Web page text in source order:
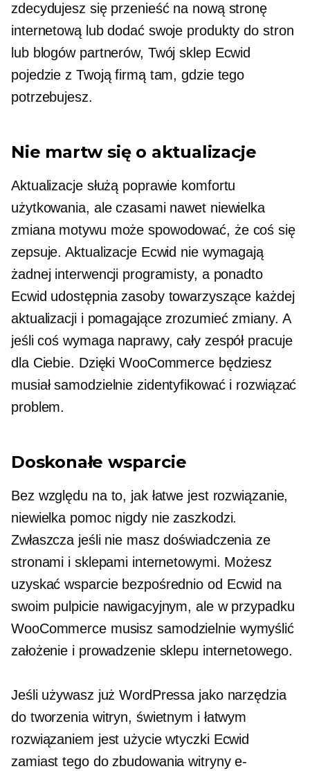
zdecydujesz się przenieść na nową stronę
internetową lub dodać swoje produkty do stron
lub blogów partnerów, Twój sklep Ecwid
pojedzie z Twoją firmą tam, gdzie tego
potrzebujesz.
Nie martw się o aktualizacje
Aktualizacje służą poprawie komfortu
użytkowania, ale czasami nawet niewielka
zmiana motywu może spowodować, że coś się
zepsuje. Aktualizacje Ecwid nie wymagają
żadnej interwencji programisty, a ponadto
Ecwid udostępnia zasoby towarzyszące każdej
aktualizacji i pomagające zrozumieć zmiany. A
jeśli coś wymaga naprawy, cały zespół pracuje
dla Ciebie. Dzięki WooCommerce będziesz
musiał samodzielnie zidentyfikować i rozwiązać
problem.
Doskonałe wsparcie
Bez względu na to, jak łatwe jest rozwiązanie,
niewielka pomoc nigdy nie zaszkodzi.
Zwłaszcza jeśli nie masz doświadczenia ze
stronami i sklepami internetowymi. Możesz
uzyskać wsparcie bezpośrednio od Ecwid na
swoim pulpicie nawigacyjnym, ale w przypadku
WooCommerce musisz samodzielnie wymyślić
założenie i prowadzenie sklepu internetowego.
Jeśli używasz już WordPressa jako narzędzia
do tworzenia witryn, świetnym i łatwym
rozwiązaniem jest użycie wtyczki Ecwid
zamiast tego do zbudowania witryny e-